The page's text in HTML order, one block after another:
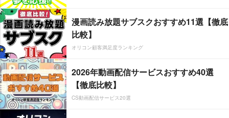
漫画読み放題サブスクおすすめ11選【徹底
比較】
オリコン顧客満足度ランキング
2026年動画配信サービスおすすめ40選
【徹底比較】
CS動画配信サービス20選